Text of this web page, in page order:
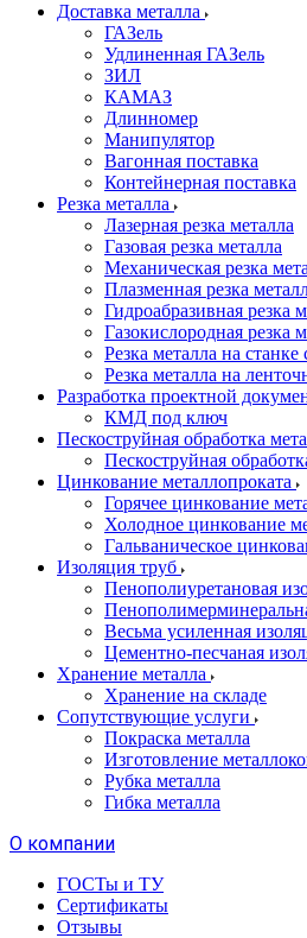
Доставка металла
ГАЗель
Удлиненная ГАЗель
ЗИЛ
КАМАЗ
Длинномер
Манипулятор
Вагонная поставка
Контейнерная поставка
Резка металла
Лазерная резка металла
Газовая резка металла
Механическая резка
Плазменная резка
Гидроабразивная резка
Газокислородная резка
Резка металла на
Резка металла на
Разработка проектной
КМД под ключ
Пескоструйная обработка
Пескоструйная
Цинкование металлопроката
Горячее цинкование
Холодное цинкование
Гальваническое
Изоляция труб
Пенополиуретановая
Весьма усиленная
Цементно-песчаная
Хранение металла
Хранение на складе
Сопутствующие услуги
Покраска металла
Изготовление
Рубка металла
Гибка металла
О компании
ГОСТы и ТУ
Сертификаты
Отзывы